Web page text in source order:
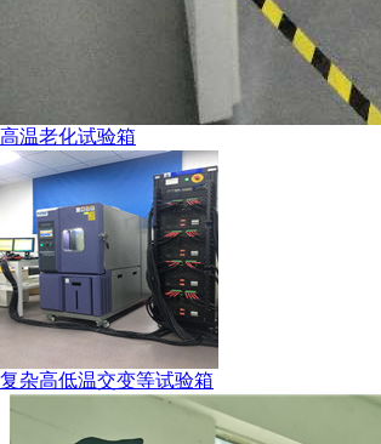
高温老化试验箱
复杂高低温交变等试验箱